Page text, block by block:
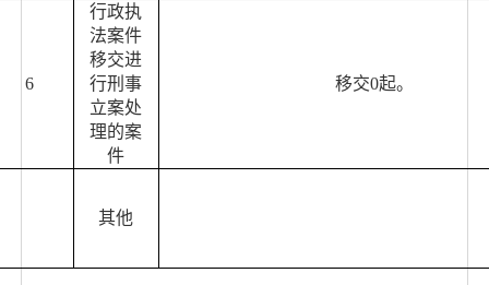
6
行政执
法案件
移交进
行刑事
立案处
理的案
件
移交0起。
其他